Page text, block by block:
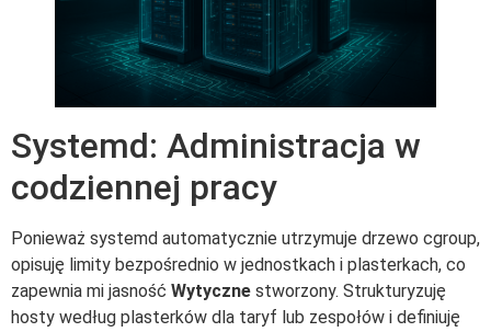
Systemd: Administracja w
codziennej pracy
Ponieważ systemd automatycznie utrzymuje drzewo cgroup,
opisuję limity bezpośrednio w jednostkach i plasterkach, co
zapewnia mi jasność Wytyczne stworzony. Strukturyzuję
hosty według plasterków dla taryf lub zespołów i definiuję